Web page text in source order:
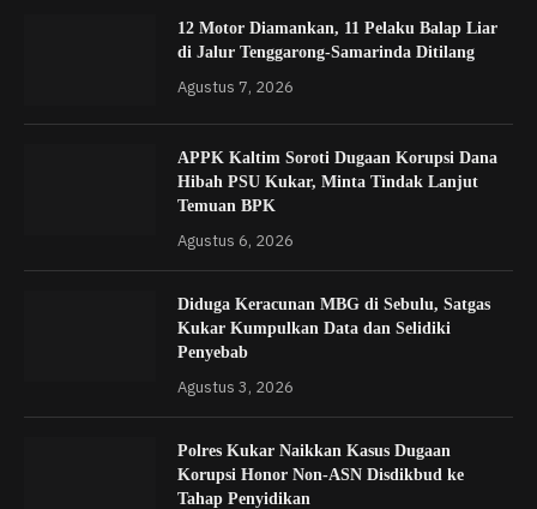
12 Motor Diamankan, 11 Pelaku Balap Liar
di Jalur Tenggarong-Samarinda Ditilang
Agustus 7, 2026
APPK Kaltim Soroti Dugaan Korupsi Dana
Hibah PSU Kukar, Minta Tindak Lanjut
Temuan BPK
Agustus 6, 2026
Diduga Keracunan MBG di Sebulu, Satgas
Kukar Kumpulkan Data dan Selidiki
Penyebab
Agustus 3, 2026
Polres Kukar Naikkan Kasus Dugaan
Korupsi Honor Non-ASN Disdikbud ke
Tahap Penyidikan